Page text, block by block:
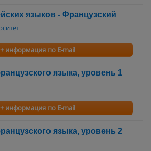
языков - Французский
+ информация по E-mail
языка, уровень 1
+ информация по E-mail
языка, уровень 2